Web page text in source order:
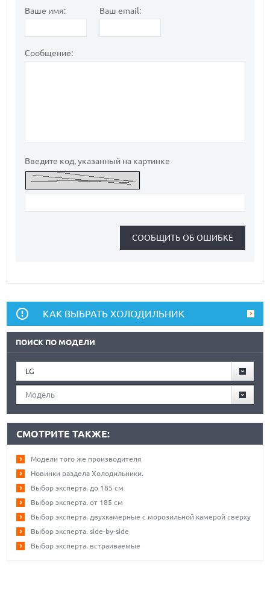
Ваше имя: Ваш email:
Сообщение:
Введите код, указанный на картинке
КАК ВЫБРАТЬ ХОЛОДИЛЬНИК
ПОИСК ПО МОДЕЛИ
LG
Модель
СМОТРИТЕ ТАКЖЕ:
Модели того же производителя
Новинки раздела Холодильники.
Выбор эксперта. до 185 см
Выбор эксперта. от 185 см
Выбор эксперта. двухкамерные с морозильной камерой сверху
Выбор эксперта. side-by-side
Выбор эксперта. встраиваемые